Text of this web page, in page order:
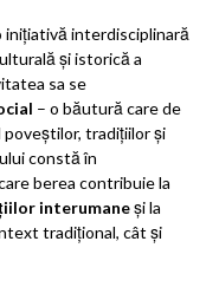
inițiativă interdisciplinară
și istorică a
sa se
– o băutură care de
poveștilor, tradițiilor și
constă în
berea contribuie la
interumaneși la
tradițional, cât și